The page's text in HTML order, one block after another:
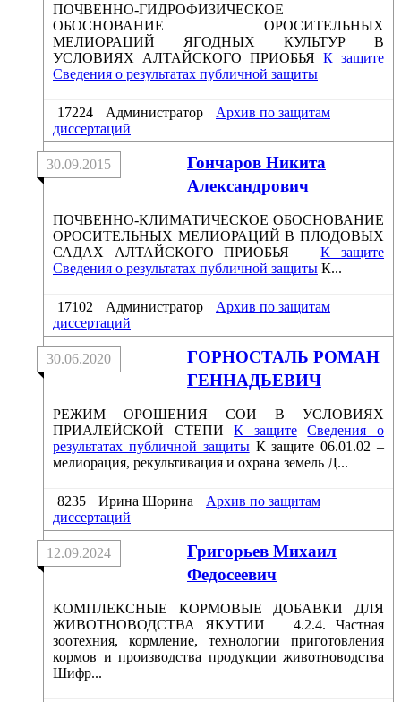
ПОЧВЕННО-ГИДРОФИЗИЧЕСКОЕ
ОБОСНОВАНИЕ ОРОСИТЕЛЬНЫХ
МЕЛИОРАЦИЙ ЯГОДНЫХ КУЛЬТУР В
УСЛОВИЯХ АЛТАЙСКОГО ПРИОБЬЯ К защите
Сведения о результатах публичной защиты
17224 Администратор
Архив по защитам
диссертаций
Гончаров Никита
Александрович
30.09.2015
ПОЧВЕННО-КЛИМАТИЧЕСКОЕ ОБОСНОВАНИЕ
ОРОСИТЕЛЬНЫХ МЕЛИОРАЦИЙ В ПЛОДОВЫХ
САДАХ АЛТАЙСКОГО ПРИОБЬЯК защите
Сведения о результатах публичной защиты К...
17102 Администратор
Архив по защитам
диссертаций
ГОРНОСТАЛЬ РОМАН
ГЕННАДЬЕВИЧ
30.06.2020
РЕЖИМ ОРОШЕНИЯ СОИ В УСЛОВИЯХ
ПРИАЛЕЙСКОЙ СТЕПИК защите
Сведения о
результатах публичной защиты К защите 06.01.02 –
мелиорация, рекультивация и охрана земель Д...
8235 Ирина Шорина
Архив по защитам
диссертаций
Григорьев Михаил
Федосеевич
12.09.2024
КОМПЛЕКСНЫЕ КОРМОВЫЕ ДОБАВКИ ДЛЯ
ЖИВОТНОВОДСТВА ЯКУТИИ 4.2.4. Частная
зоотехния, кормление, технологии приготовления
кормов и производства продукции животноводства
Шифр...